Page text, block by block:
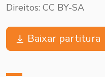
Direitos: CC BY-SA
Baixar partitura